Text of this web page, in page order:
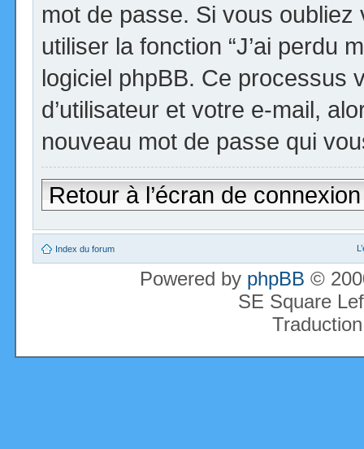
mot de passe. Si vous
utiliser la fonction “J’ai perdu
logiciel phpBB. Ce processus
d’utilisateur et votre e-mail,
nouveau mot de passe qui
Retour à l’écran de connexion
Index du forum
Powered by phpBB ©
SE Square